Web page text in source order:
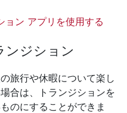
ン アプリを使用する
ンジション
旅行や休暇について楽し
合は、トランジションを
のにすることができま